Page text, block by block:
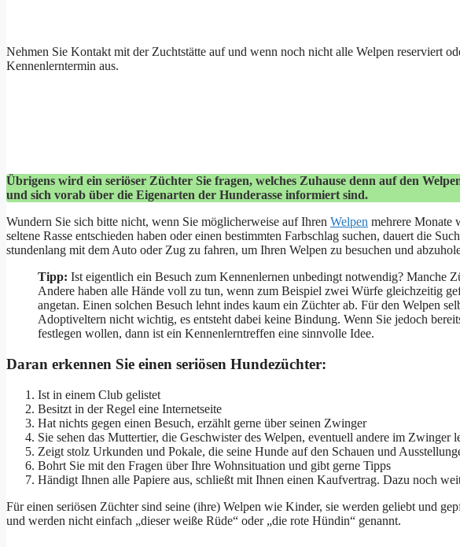
Nehmen Sie Kontakt mit der Zuchtstätte auf und wenn noch nicht alle Welpen reserviert
Kennenlerntermin aus.
Übrigens wird ein seriöser Züchter Sie fragen, welches Zuhause denn auf den
und sich vorab über die Eigenarten der Hunderasse informiert sind.
Wundern Sie sich bitte nicht, wenn Sie möglicherweise auf Ihren Welpen mehrere Monate
seltene Rasse entschieden haben oder einen bestimmten Farbschlag suchen, dauert die
stundenlang mit dem Auto oder Zug zu fahren, um Ihren Welpen zu besuchen und
Tipp: Ist eigentlich ein Besuch zum Kennenlernen unbedingt notwendig? Manche
Andere haben alle Hände voll zu tun, wenn zum Beispiel zwei Würfe gleichzeitig
angetan. Einen solchen Besuch lehnt indes kaum ein Züchter ab. Für den Welpen
Adoptiveltern nicht wichtig, es entsteht dabei keine Bindung. Wenn Sie jedoch
festlegen wollen, dann ist ein Kennenlerntreffen eine sinnvolle Idee.
Daran erkennen Sie einen seriösen Hundezüchter:
Ist in einem Club gelistet
Besitzt in der Regel eine Internetseite
Hat nichts gegen einen Besuch, erzählt gerne über seinen Zwinger
Sie sehen das Muttertier, die Geschwister des Welpen, eventuell andere im Zwinger
Zeigt stolz Urkunden und Pokale, die seine Hunde auf den Schauen und
Bohrt Sie mit den Fragen über Ihre Wohnsituation und gibt gerne Tipps
Händigt Ihnen alle Papiere aus, schließt mit Ihnen einen Kaufvertrag. Dazu noch
Für einen seriösen Züchter sind seine (ihre) Welpen wie Kinder, sie werden geliebt und
und werden nicht einfach „dieser weiße Rüde“ oder „die rote Hündin“ genannt.